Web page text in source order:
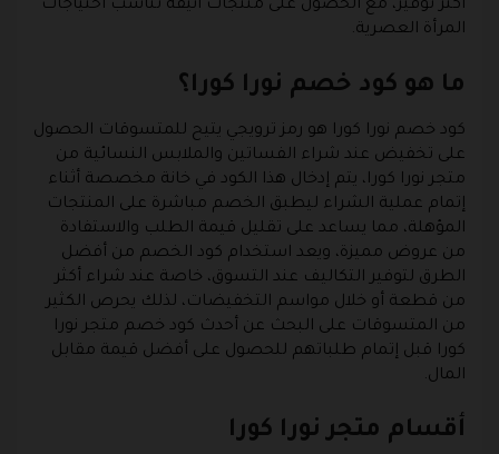
أكثر توفير، مع الحصول على منتجات أنيقة تناسب احتياجات
المرأة العصرية.
ما هو كود خصم نورا كورا؟
كود خصم نورا كورا هو رمز ترويجي يتيح للمتسوقات الحصول
على تخفيض عند شراء الفساتين والملابس النسائية من
متجر نورا كورا، يتم إدخال هذا الكود في خانة مخصصة أثناء
إتمام عملية الشراء ليطبق الخصم مباشرة على المنتجات
المؤهلة، مما يساعد على تقليل قيمة الطلب والاستفادة
من عروض مميزة، ويعد استخدام كود الخصم من أفضل
الطرق لتوفير التكاليف عند التسوق، خاصة عند شراء أكثر
من قطعة أو خلال مواسم التخفيضات، لذلك يحرص الكثير
من المتسوقات على البحث عن أحدث كود خصم متجر نورا
كورا قبل إتمام طلباتهم للحصول على أفضل قيمة مقابل
المال.
أقسام متجر نورا كورا